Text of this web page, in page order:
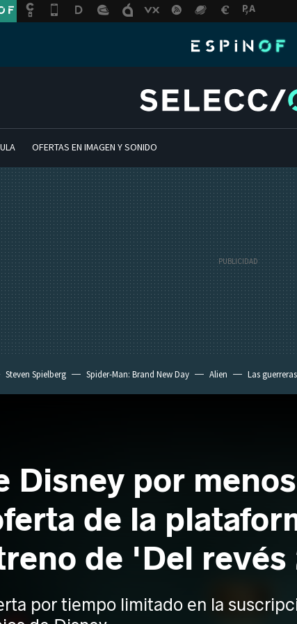
OFERTAS EN IMAGEN Y SONIDO
Steven Spielberg Spider-Man: Brand New Day Alien Las
Disney por
de la
de 'Del revés
por tiempo limitado en la